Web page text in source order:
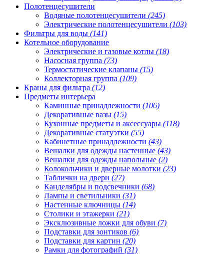
Полотенцесушители
Водяные полотенцесушители (245)
Электрические полотенцесушители (103)
Фильтры для воды (141)
Котельное оборудование
Электрические и газовые котлы (18)
Насосная группа (73)
Термостатические клапаны (15)
Коллекторная группа (109)
Краны для фильтра (12)
Предметы интерьера
Каминные принадлежности (106)
Декоративные вазы (15)
Кухонные предметы и аксессуары (118)
Декоративные статуэтки (55)
Кабинетные принадлежности (43)
Вешалки для одежды настенные (43)
Вешалки для одежды напольные (2)
Колокольчики и дверные молотки (23)
Таблички на двери (27)
Канделябры и подсвечники (68)
Лампы и светильники (31)
Настенные ключницы (14)
Столики и этажерки (21)
Эксклюзивные ложки для обуви (7)
Подставки для зонтиков (6)
Подставки для картин (20)
Рамки для фотографий (31)